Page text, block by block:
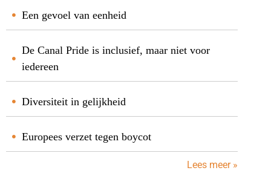
Een gevoel van eenheid
De Canal Pride is inclusief, maar niet voor
iedereen
Diversiteit in gelijkheid
Europees verzet tegen boycot
Lees meer »